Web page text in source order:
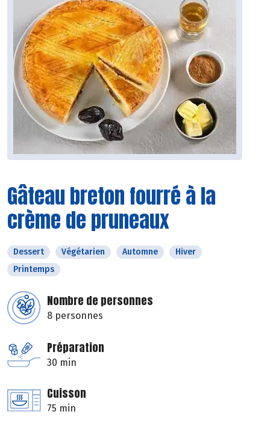
Gâteau breton fourré à la
crème de pruneaux
Dessert Végétarien Automne
Hiver
Printemps
Nombre de personnes
8 personnes
Préparation
30 min
Cuisson
75 min